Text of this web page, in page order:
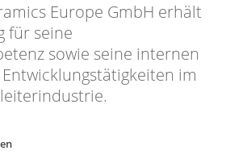
Europe GmbH erhält
für seine
sowie seine internen
im